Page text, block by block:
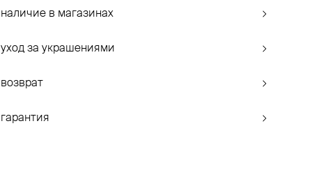
наличие в магазинах
уход за украшениями
возврат
гарантия